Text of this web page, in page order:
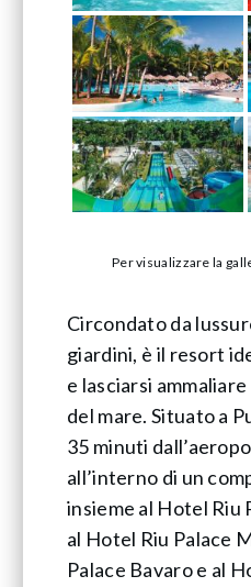
Per visualizzare la
Circondato da
giardini, è il resort
e lasciarsi
del mare. Situato a
35 minuti
all’interno di un
insieme al Hotel Riu
al Hotel Riu Palace
Palace Bavaro e al